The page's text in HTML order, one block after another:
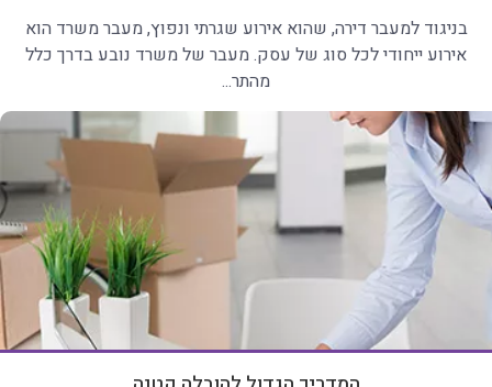
בניגוד למעבר דירה, שהוא אירוע שגרתי ונפוץ, מעבר משרד הוא
אירוע ייחודי לכל סוג של עסק. מעבר של משרד נובע בדרך כלל
מהתר...